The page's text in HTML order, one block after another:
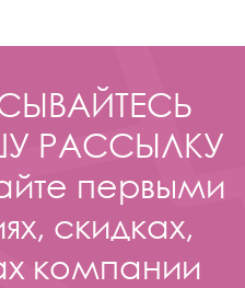
РАССЫЛКУ
первыми
скидках,
компании